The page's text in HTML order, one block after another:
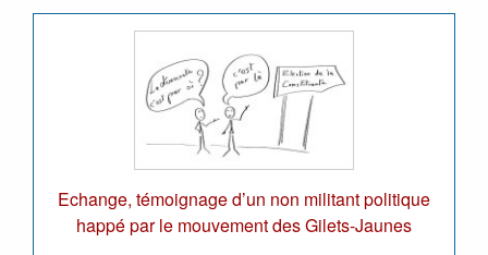
Echange, témoignage d’un non militant politique
happé par le mouvement des Gilets-Jaunes